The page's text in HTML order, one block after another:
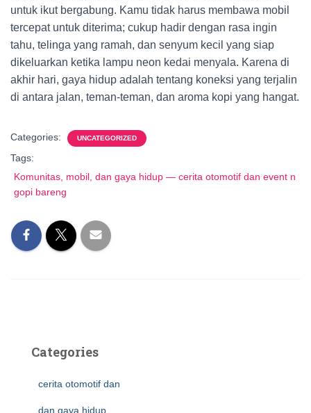
untuk ikut bergabung. Kamu tidak harus membawa mobil
tercepat untuk diterima; cukup hadir dengan rasa ingin
tahu, telinga yang ramah, dan senyum kecil yang siap
dikeluarkan ketika lampu neon kedai menyala. Karena di
akhir hari, gaya hidup adalah tentang koneksi yang terjalin
di antara jalan, teman-teman, dan aroma kopi yang hangat.
Categories: UNCATEGORIZED
Tags:
Komunitas, mobil, dan gaya hidup — cerita otomotif dan event n
gopi bareng
Categories
cerita otomotif dan
dan gaya hidup